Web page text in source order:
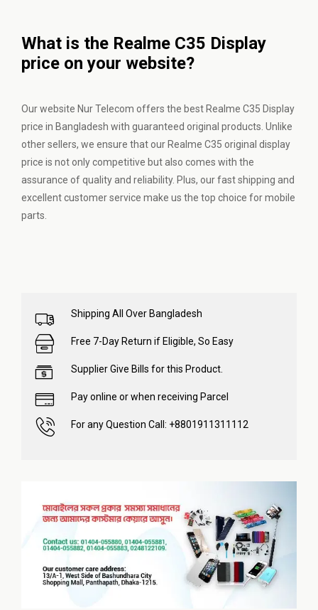
What is the Realme C35 Display
price on your website?
Our website Nur Telecom offers the best Realme C35 Display
price in Bangladesh with guaranteed original products. Unlike
other sellers, we ensure that our Realme C35 original display
price is not only competitive but also comes with the
assurance of quality and reliability. Plus, our fast shipping and
excellent customer service make us the top choice for mobile
parts.
Shipping All Over Bangladesh
Free 7-Day Return if Eligible, So Easy
Supplier Give Bills for this Product.
Pay online or when receiving Parcel
For any Question Call: +8801911311112